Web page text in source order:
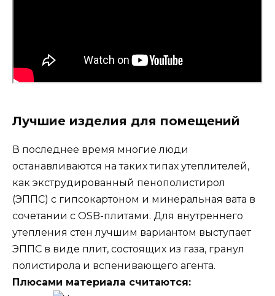
Лучшие изделия для помещений
В последнее время многие люди
останавливаются на таких типах утеплителей,
как экструдированный пенополистирол
(ЭППС) с гипсокартоном и минеральная вата в
сочетании с OSB-плитами. Для внутреннего
утепления стен лучшим вариантом выступает
ЭППС в виде плит, состоящих из газа, гранул
полистирола и вспенивающего агента.
Плюсами материала считаются: